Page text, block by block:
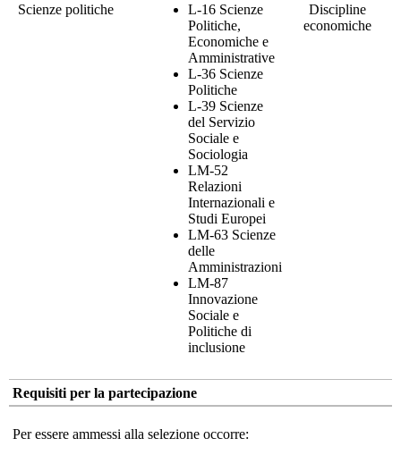
Scienze politiche
L-16 Scienze
Politiche,
Economiche e
Amministrative
L-36 Scienze
Politiche
L-39 Scienze
del Servizio
Sociale e
Sociologia
LM-52
Relazioni
Internazionali e
Studi Europei
LM-63 Scienze
delle
Amministrazioni
LM-87
Innovazione
Sociale e
Politiche di
inclusione
Discipline
economiche
Requisiti per la partecipazione
Per essere ammessi alla selezione occorre: